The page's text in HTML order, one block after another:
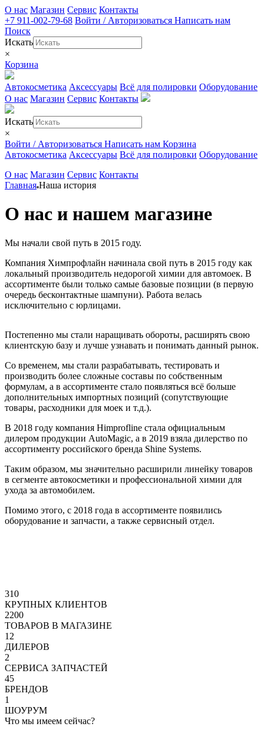
О нас Магазин Сервис Контакты
+7 911-002-79-68 Войти / Авторизоваться Написать нам
Поиск
Искать
×
Корзина
Автокосметика Аксессуары Всё для полировки Оборудование
О нас Магазин Сервис Контакты
Искать
×
Войти / Авторизоваться Написать нам Корзина
Автокосметика Аксессуары Всё для полировки Оборудование
О нас Магазин Сервис Контакты
Главная Наша история
О нас и нашем магазине
Мы начали свой путь в 2015 году.
Компания Химпрофлайн начинала свой путь в 2015 году как
локальный производитель недорогой химии для автомоек. В
ассортименте были только самые базовые позиции (в первую
очередь бесконтактные шампуни). Работа велась
исключительно с юрлицами.
Постепенно мы стали наращивать обороты, расширять свою
клиентскую базу и лучше узнавать и понимать данный рынок.
Со временем, мы стали разрабатывать, тестировать и
производить более сложные составы по собственным
формулам, а в ассортименте стало появляться всё больше
дополнительных импортных позиций (сопутствующие
товары, расходники для моек и т.д.).
В 2018 году компания Himprofline стала официальным
дилером продукции AutoMagic, а в 2019 взяла дилерство по
ассортименту российского бренда Shine Systems.
Таким образом, мы значительно расширили линейку товаров
в сегменте автокосметики и профессиональной химии для
ухода за автомобилем.
Помимо этого, с 2018 года в ассортименте появились
оборудование и запчасти, а также сервисный отдел.
310
КРУПНЫХ КЛИЕНТОВ
2200
ТОВАРОВ В МАГАЗИНЕ
12
ДИЛЕРОВ
2
СЕРВИСА ЗАПЧАСТЕЙ
45
БРЕНДОВ
1
ШОУРУМ
Что мы имеем сейчас?